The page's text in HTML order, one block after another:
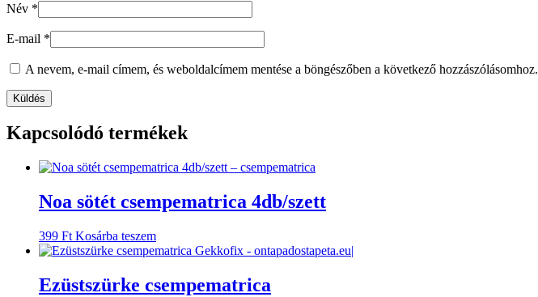
Név *
E-mail *
A nevem, e-mail címem, és weboldalcímem mentése a böngészőben a következő hozzászólásomhoz.
Kapcsolódó termékek
Noa sötét csempematrica 4db/szett
399 Ft Kosárba teszem
Ezüstszürke csempematrica